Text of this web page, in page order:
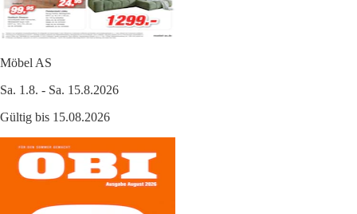
Möbel AS
Sa. 1.8. - Sa. 15.8.2026
Gültig bis 15.08.2026